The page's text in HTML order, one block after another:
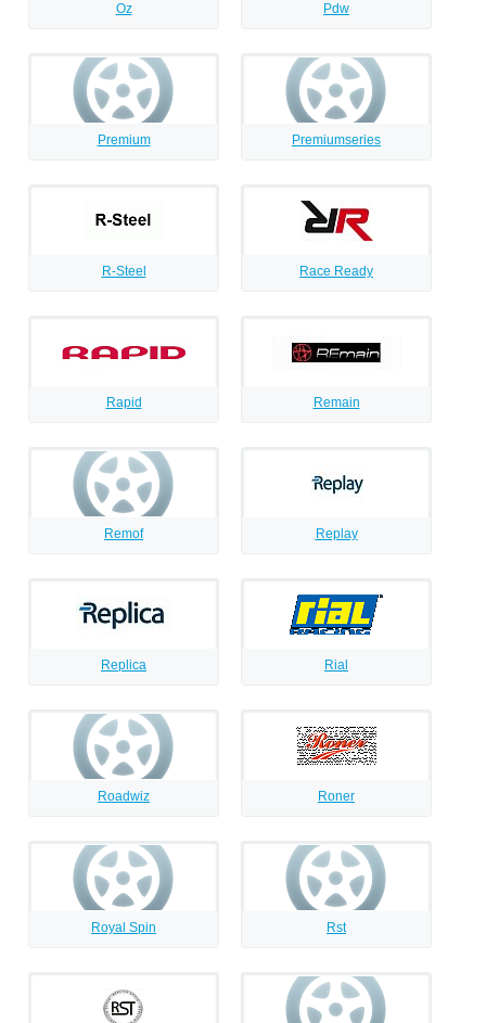
Oz Pdw
Premium Premiumseries
R-Steel Race Ready
Rapid Remain
Remof Replay
Replica Rial
Roadwiz Roner
Royal Spin Rst